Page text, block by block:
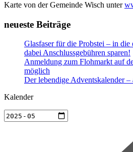
Karte von der Gemeinde Wisch unter
neueste Beiträge
Glasfaser für die Probstei – in
dabei Anschlussgebühren sparen!
Anmeldung zum Flohmarkt auf
möglich
Der lebendige Adventskalender –
Kalender